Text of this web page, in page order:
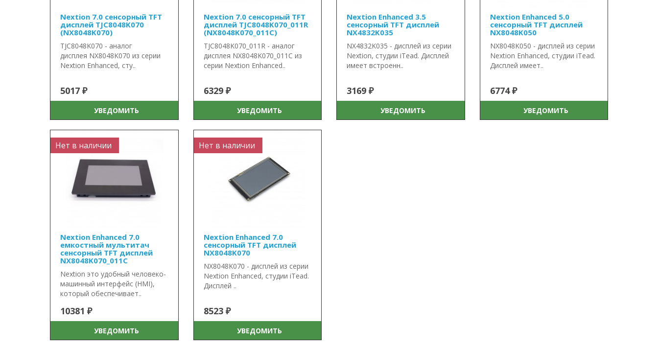
Nextion 7.0 сенсорный TFT
дисплей TJC8048K070
(NX8048K070)
TJC8048K070 - аналог
дисплея NX8048K070 из серии
Nextion Enhanced, сту..
5017 ₽
УВЕДОМИТЬ
Nextion 7.0 сенсорный TFT
дисплей TJC8048K070_011R
(NX8048K070_011C)
TJC8048K070_011R - аналог
дисплея NX8048K070_011C из
серии Nextion Enhanced..
6329 ₽
УВЕДОМИТЬ
Nextion Enhanced 3.5
сенсорный TFT дисплей
NX4832K035
NX4832K035 - дисплей из серии
Nextion, студии iTead. Дисплей
имеет встроенн..
3169 ₽
УВЕДОМИТЬ
Nextion Enhanced 5.0
сенсорный TFT дисплей
NX8048K050
NX8048K050 - дисплей из серии
Nextion Enhanced, студии iTead.
Дисплей имеет..
6774 ₽
УВЕДОМИТЬ
Нет в наличии
Nextion Enhanced 7.0
емкостный мультитач
сенсорный TFT дисплей
NX8048K070_011C
Nextion это удобный человеко-
машинный интерфейс (HMI),
который обеспечивает..
10381 ₽
УВЕДОМИТЬ
Нет в наличии
Nextion Enhanced 7.0
сенсорный TFT дисплей
NX8048K070
NX8048K070 - дисплей из серии
Nextion Enhanced, студии iTead.
Дисплей ..
8523 ₽
УВЕДОМИТЬ